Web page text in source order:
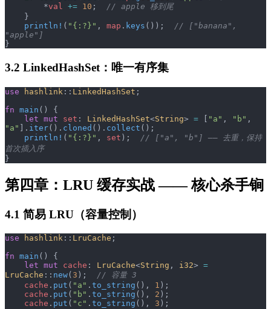
        *
val += 10 ; // apple 移到尾
    }
    println!
( "{:?}" , map . keys ()); // ["banana",
"apple"]
}
3.2 LinkedHashSet：唯一有序集
use hashlink :: LinkedHashSet ;
fn main () {
    let
mut set : LinkedHashSet<String> = "a" , "b"
"a"
]. iter(). cloned (). collect ();
    println!
( "{:?}" , set );
// ["a", "b"] —— 去重，保持
首次插入序
}
第四章：LRU 缓存实战 —— 核心杀手锏
4.1 简易 LRU（容量控制）
use hashlink :: LruCache ;
fn main () {
    let
mut cache : LruCache<String , i32> =
LruCache :: new( 3 ); // 容量 3
    cache
. put ( "a" . to_string (), 1 );
    cache
. put ( "b" . to_string (), 2 );
    cache
. put ( "c" . to_string (), 3 );